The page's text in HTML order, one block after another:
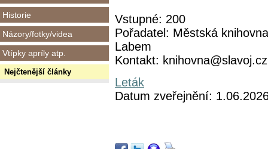
Historie
Názory/fotky/videa
Vtípky apríly atp.
Nejčtenější články
Vstupné: 200
Pořadatel: Městská
Labem
Kontakt: knihovna@slavoj.cz
Leták
Datum zveřejnění: